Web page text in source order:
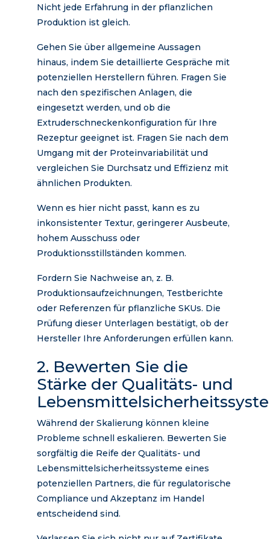
Nicht jede Erfahrung in der pflanzlichen
Produktion ist gleich.
Gehen Sie über allgemeine Aussagen
hinaus, indem Sie detaillierte Gespräche mit
potenziellen Herstellern führen. Fragen Sie
nach den spezifischen Anlagen, die
eingesetzt werden, und ob die
Extruderschneckenkonfiguration für Ihre
Rezeptur geeignet ist. Fragen Sie nach dem
Umgang mit der Proteinvariabilität und
vergleichen Sie Durchsatz und Effizienz mit
ähnlichen Produkten.
Wenn es hier nicht passt, kann es zu
inkonsistenter Textur, geringerer Ausbeute,
hohem Ausschuss oder
Produktionsstillständen kommen.
Fordern Sie Nachweise an, z. B.
Produktionsaufzeichnungen, Testberichte
oder Referenzen für pflanzliche SKUs. Die
Prüfung dieser Unterlagen bestätigt, ob der
Hersteller Ihre Anforderungen erfüllen kann.
2. Bewerten Sie die
Stärke der Qualitäts- und
Während der Skalierung können kleine
Probleme schnell eskalieren. Bewerten Sie
sorgfältig die Reife der Qualitäts- und
Lebensmittelsicherheitssysteme eines
potenziellen Partners, die für regulatorische
Compliance und Akzeptanz im Handel
entscheidend sind.